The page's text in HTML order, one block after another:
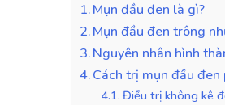
Mụn đầu đen là gì?
Mụn đầu đen trông
Nguyên nhân hình
Cách trị mụn đầu
Điều trị không kê